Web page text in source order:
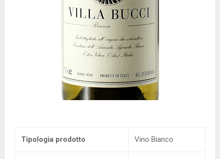
Tipologia prodotto Vino Bianco